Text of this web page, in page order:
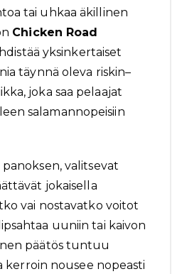
tai uhkaa äkillinen
Chicken Road
yksinkertaiset
täynnä oleva riskin–
joka saa pelaajat
salamannopeisiin
valitsevat
jokaisella
vai nostavatko voitot
uuniin tai kaivon
päätös tuntuu
kerroin nousee nopeasti